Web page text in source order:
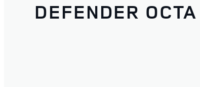
DEFENDER